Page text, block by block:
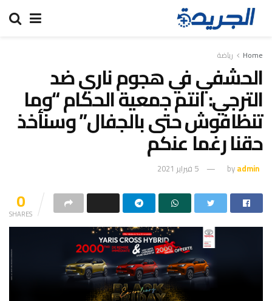
Home رياضة
الحشفي في هجوم ناري ضد
الترجي: انتم جمعية الحكام “وما
تنظافوش حتى بالجفال” وسنأخذ
حقنا رغما عنكم
byadmin 5 فبراير 2021
0
SHARES